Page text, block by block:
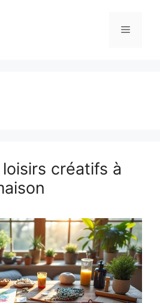
Menu
créatifs à